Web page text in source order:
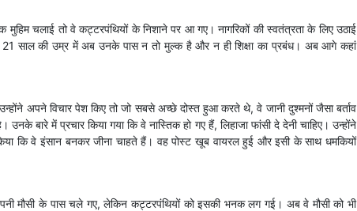
मुहिम चलाई तो वे कट्टरपंथियों के निशाने पर आ गए। नाग​रिकों की स्वतंत्रता के लिए उठाई
साल की उम्र में अब उनके पास न तो मुल्क है और न ही शिक्षा का प्रबंध। अब आगे कहां
अपने विचार पेश किए तो जो सबसे अच्छे दोस्त हुआ करते थे, वे जानी दुश्मनों जैसा बर्ताव
बारे में प्रचार किया गया कि वे नास्तिक हो गए हैं, लिहाजा फांसी दे देनी चाहिए। उन्होंने
कि वे इंसान बनकर जीना चाहते हैं। वह पोस्ट खूब वायरल हुई और इसी के साथ धमकियों
मौसी के पास चले गए, लेकिन कट्टरपंथियों को इसकी भनक लग गई। अब वे मौसी को भी